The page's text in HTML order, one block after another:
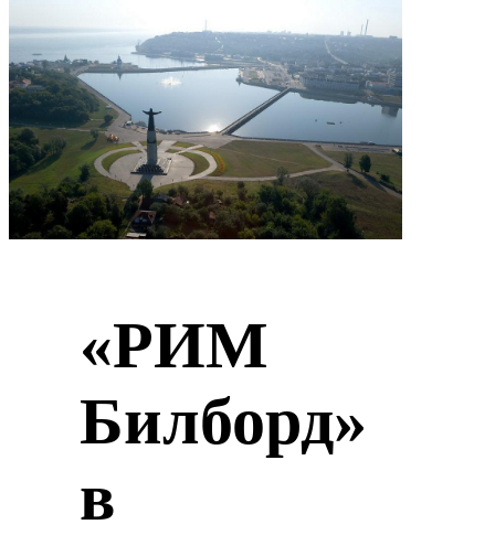
«РИМ
Билборд»
в